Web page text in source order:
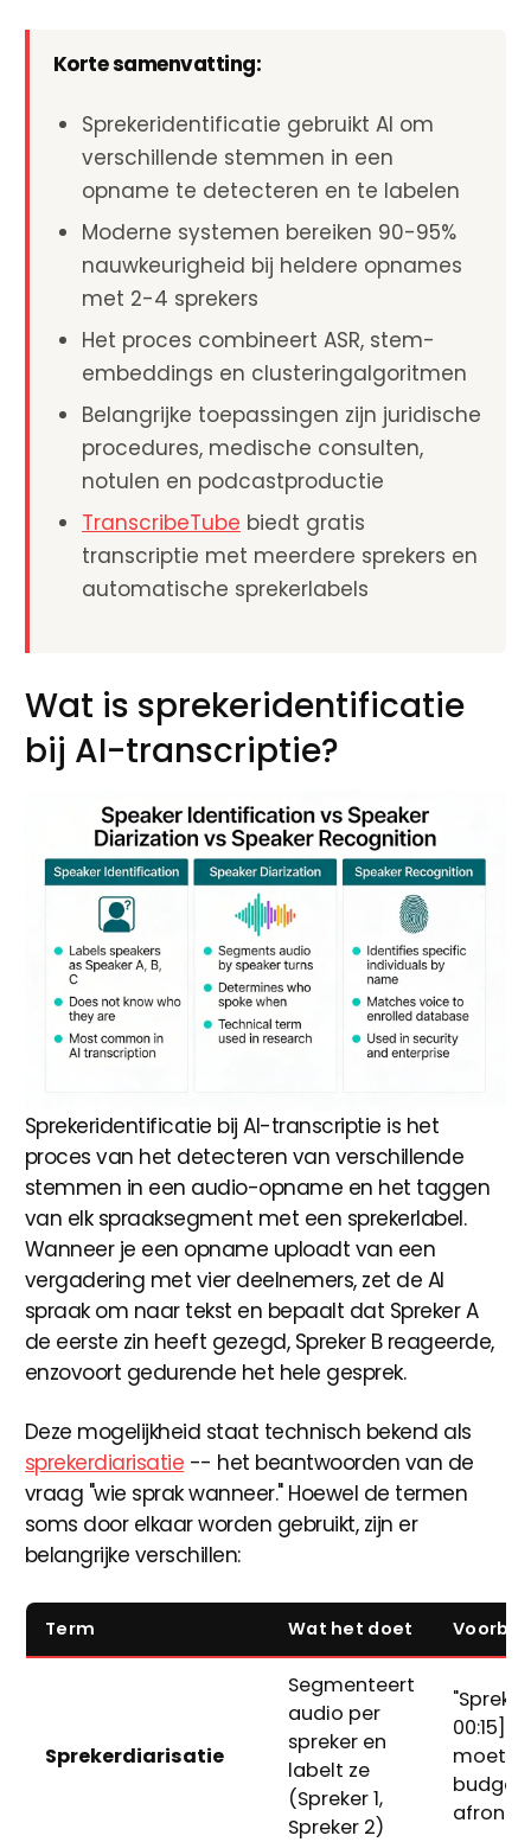
Korte samenvatting:
Sprekeridentificatie gebruikt AI om
verschillende stemmen in een
opname te detecteren en te labelen
Moderne systemen bereiken 90-95%
nauwkeurigheid bij heldere opnames
met 2-4 sprekers
Het proces combineert ASR, stem-
embeddings en clusteringalgoritmen
Belangrijke toepassingen zijn juridische
procedures, medische consulten,
notulen en podcastproductie
TranscribeTube biedt gratis
transcriptie met meerdere sprekers en
automatische sprekerlabels
Wat is sprekeridentificatie
bij AI-transcriptie?
Sprekeridentificatie bij AI-transcriptie is het
proces van het detecteren van verschillende
stemmen in een audio-opname en het taggen
van elk spraaksegment met een sprekerlabel.
Wanneer je een opname uploadt van een
vergadering met vier deelnemers, zet de AI
spraak om naar tekst en bepaalt dat Spreker A
de eerste zin heeft gezegd, Spreker B reageerde,
enzovoort gedurende het hele gesprek.
Deze mogelijkheid staat technisch bekend als
sprekerdiarisatie -- het beantwoorden van de
vraag "wie sprak wanneer." Hoewel de termen
soms door elkaar worden gebruikt, zijn er
belangrijke verschillen:
Term Wat het doet
Sprekerdiarisatie
Segmenteert
audio per
spreker en
labelt ze
(Spreker 1,
Spreker 2)
00:15]:
budget